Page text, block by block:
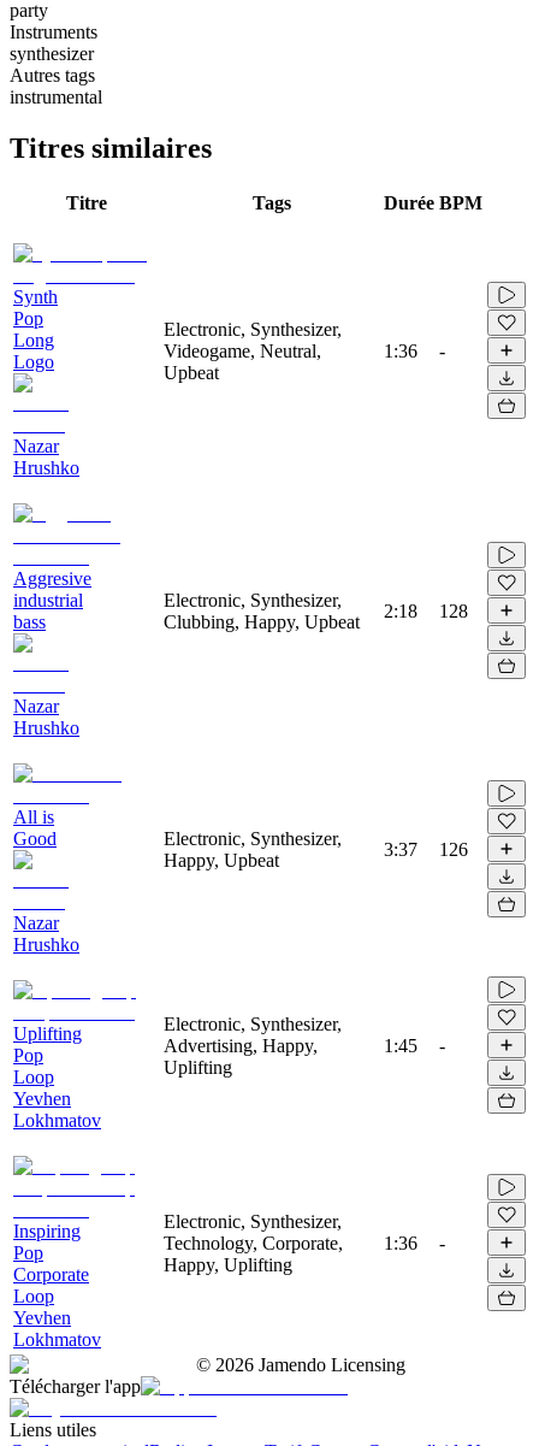
party
Instruments
synthesizer
Autres tags
instrumental
Titres similaires
Titre Tags Durée BPM
Synth
Pop
Long
Logo
Nazar
Hrushko
Electronic, Synthesizer,
Videogame, Neutral,
Upbeat
1:36 -
Aggresive
industrial
bass
Nazar
Hrushko
Electronic, Synthesizer,
Clubbing, Happy, Upbeat
2:18 128
All is
Good
Nazar
Hrushko
Electronic, Synthesizer,
Happy, Upbeat
3:37 126
Uplifting
Pop
Loop
Yevhen
Lokhmatov
Electronic, Synthesizer,
Advertising, Happy,
Uplifting
1:45 -
Inspiring
Pop
Corporate
Loop
Yevhen
Lokhmatov
Electronic, Synthesizer,
Technology, Corporate,
Happy, Uplifting
1:36 -
© 2026 Jamendo Licensing
Télécharger l'app
Liens utiles